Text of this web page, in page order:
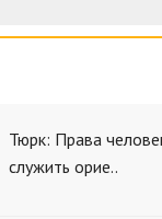
Тюрк: Права
служить орие..